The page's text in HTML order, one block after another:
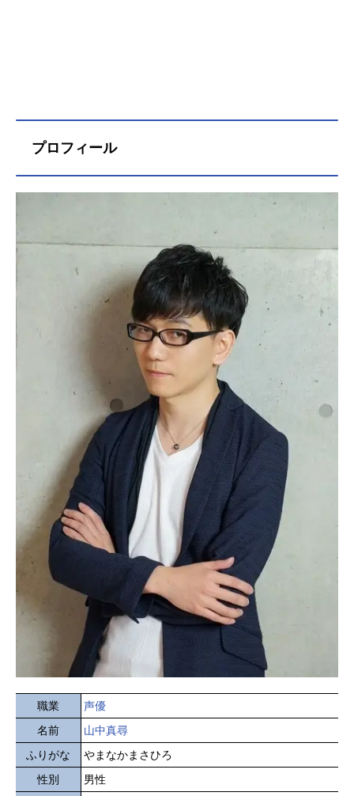
プロフィール
職業
声優
名前
山中真尋
ふりがな
やまなかまさひろ
性別
男性